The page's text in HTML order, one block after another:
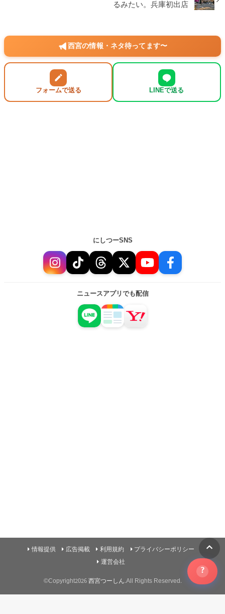
るみたい。兵庫初出店
西宮の情報・ネタ待ってます〜
フォームで送る LINEで送る
にしつーSNS
ニュースアプリでも配信
情報提供 広告掲載 利用規約
プライバシーポリシー
運営会社
©Copyright2026 西宮つーしん.All Rights Reserved.
?